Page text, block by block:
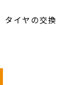
タイヤの交換